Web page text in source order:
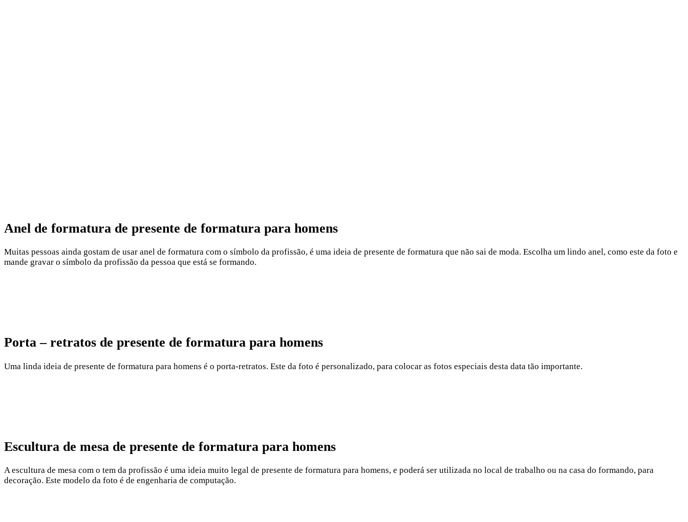
Anel de formatura de presente de formatura para homens
Muitas pessoas ainda gostam de usar anel de formatura com o símbolo da profissão, é uma ideia de presente de formatura que não sai de moda. Escolha um lindo anel, como este da foto e
mande gravar o símbolo da profissão da pessoa que está se formando.
Porta – retratos de presente de formatura para homens
Uma linda ideia de presente de formatura para homens é o porta-retratos. Este da foto é personalizado, para colocar as fotos especiais desta data tão importante.
Escultura de mesa de presente de formatura para homens
A escultura de mesa com o tem da profissão é uma ideia muito legal de presente de formatura para homens, e poderá ser utilizada no local de trabalho ou na casa do formando, para
decoração. Este modelo da foto é de engenharia de computação.